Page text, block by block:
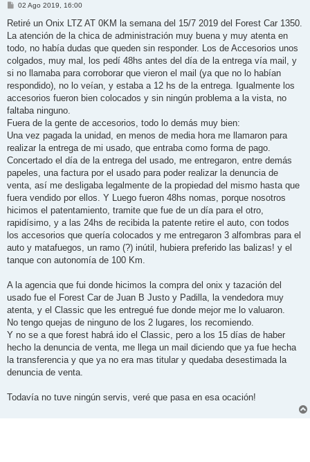
M
n
a
j
02 Ago 2019, 16:00
Retiré un Onix LTZ AT 0KM la semana del 15/7 2019 del Forest Car 1350.
La atención de la chica de administración muy buena y muy atenta en
todo, no había dudas que queden sin responder. Los de Accesorios unos
colgados, muy mal, los pedí 48hs antes del día de la entrega vía mail, y
si no llamaba para corroborar que vieron el mail (ya que no lo habían
respondido), no lo veían, y estaba a 12 hs de la entrega. Igualmente los
accesorios fueron bien colocados y sin ningún problema a la vista, no
faltaba ninguno.
Fuera de la gente de accesorios, todo lo demás muy bien:
Una vez pagada la unidad, en menos de media hora me llamaron para
realizar la entrega de mi usado, que entraba como forma de pago.
Concertado el día de la entrega del usado, me entregaron, entre demás
papeles, una factura por el usado para poder realizar la denuncia de
venta, así me desligaba legalmente de la propiedad del mismo hasta que
fuera vendido por ellos. Y Luego fueron 48hs nomas, porque nosotros
hicimos el patentamiento, tramite que fue de un día para el otro,
rapidísimo, y a las 24hs de recibida la patente retire el auto, con todos
los accesorios que quería colocados y me entregaron 3 alfombras para el
auto y matafuegos, un ramo (?) inútil, hubiera preferido las balizas! y el
tanque con autonomía de 100 Km.
A la agencia que fui donde hicimos la compra del onix y tazación del
usado fue el Forest Car de Juan B Justo y Padilla, la vendedora muy
atenta, y el Classic que les entregué fue donde mejor me lo valuaron.
No tengo quejas de ninguno de los 2 lugares, los recomiendo.
Y no se a que forest habrá ido el Classic, pero a los 15 días de haber
hecho la denuncia de venta, me llega un mail diciendo que ya fue hecha
la transferencia y que ya no era mas titular y quedaba desestimada la
denuncia de venta.
Todavía no tuve ningún servis, veré que pasa en esa ocación!